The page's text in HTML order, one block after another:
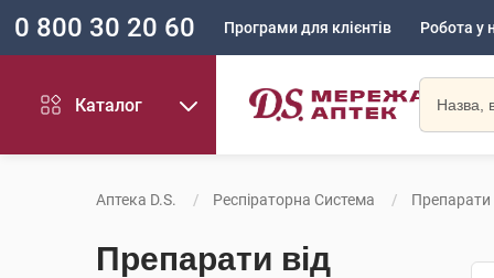
0 800 30 20 60 Програми для клієнтів Робота у
Каталог
Аптека D.S. Респіраторна Система Препарати
Препарати від